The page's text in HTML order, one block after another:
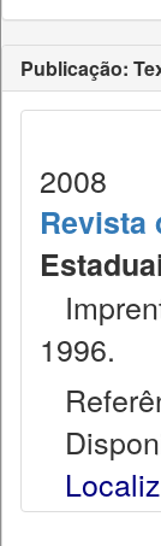
Publicação:
2008
1996.